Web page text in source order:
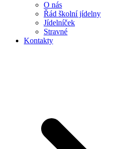
O nás
Řád školní jídelny
Jídelníček
Stravné
Kontakty